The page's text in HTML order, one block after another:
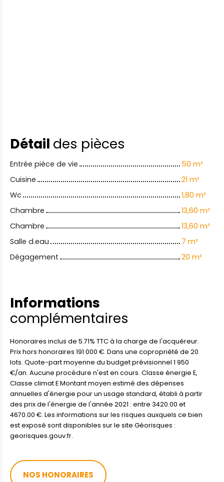
Détail des pièces
Entrée pièce de vie
50 m²
Cuisine
21 m²
Wc
1,80 m²
Chambre
13,60 m²
Chambre
13,60 m²
Salle d.eau
7 m²
Dégagement
20 m²
Informations
complémentaires
Honoraires inclus de 5.71% TTC à la charge de l'acquéreur.
Prix hors honoraires 191 000 €. Dans une copropriété de 20
lots. Quote-part moyenne du budget prévisionnel 1 950
€/an. Aucune procédure n'est en cours. Classe énergie E,
Classe climat E Montant moyen estimé des dépenses
annuelles d'énergie pour un usage standard, établi à partir
des prix de l'énergie de l'année 2021 : entre 3420.00 et
4670.00 €. Les informations sur les risques auxquels ce bien
est exposé sont disponibles sur le site Géorisques :
georisques.gouv.fr.
NOS HONORAIRES